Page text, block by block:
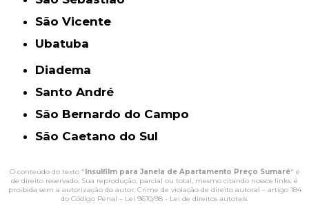
São Vicente
Ubatuba
Diadema
Santo André
São Bernardo do Campo
São Caetano do Sul
O conteúdo do texto " Insulfilm para Janela de Apartamento Preço Sumaré" é
de direito reservado. Sua reprodução, parcial ou total, mesmo citando nossos links, é
proibida sem a autorização do autor. Crime de violação de direito autoral – artigo 184
do Código Penal – Lei 9610/98 - Lei de direitos autorais.